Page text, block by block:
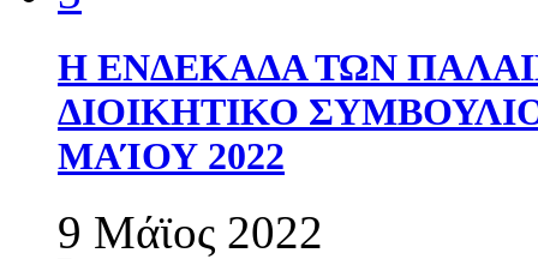
Η ΕΝΔΕΚΑΔΑ ΤΩΝ
ΔΙΟΙΚΗΤΙΚΟ
ΜΑΊΟΥ 2022
9 Μάϊος 2022